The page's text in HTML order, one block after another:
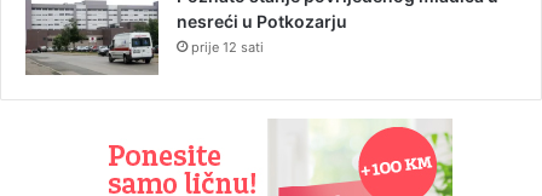
nesreći u Potkozarju
prije 12 sati